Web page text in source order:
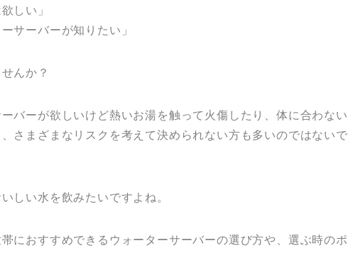
しい」
サーバーが知りたい」
んか？
バーが欲しいけど熱いお湯を触って火傷したり、体に合わない
さまざまなリスクを考えて決められない方も多いのではないで
しい水を飲みたいですよね。
におすすめできるウォーターサーバーの選び方や、選ぶ時のポ